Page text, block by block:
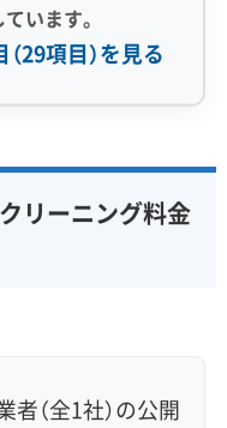
います。
29項目）を見る
実績10年以上
スダスト除去
リーニング料金
（全1社）の公開